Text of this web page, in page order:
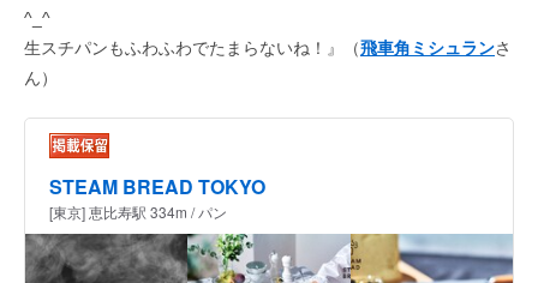
^_^
生スチパンもふわふわでたまらないね！』（飛車角ミシュランさ
ん）
STEAM BREAD TOKYO
[東京] 恵比寿駅 334m / パン